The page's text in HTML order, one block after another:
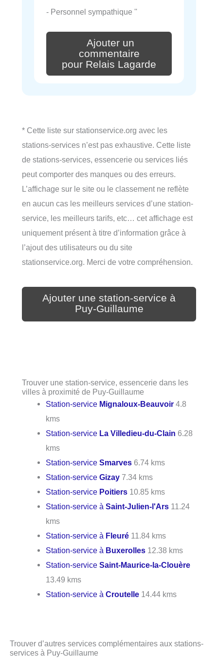
- Personnel sympathique ''
Ajouter un
commentaire
pour Relais Lagarde
* Cette liste sur stationservice.org avec les
stations-services n’est pas exhaustive. Cette liste
de stations-services, essencerie ou services liés
peut comporter des manques ou des erreurs.
L’affichage sur le site ou le classement ne reflète
en aucun cas les meilleurs services d’une station-
service, les meilleurs tarifs, etc… cet affichage est
uniquement présent à titre d’information grâce à
l’ajout des utilisateurs ou du site
stationservice.org. Merci de votre compréhension.
Ajouter une station-service à
Puy-Guillaume
Trouver une station-service, essencerie dans les
villes à proximité de Puy-Guillaume
Station-service Mignaloux-Beauvoir 4.8
kms
Station-service La Villedieu-du-Clain 6.28
kms
Station-serviceSmarves 6.74 kms
Station-serviceGizay 7.34 kms
Station-service Poitiers 10.85 kms
Station-service àSaint-Julien-l'Ars 11.24
kms
Station-service à Fleuré 11.84 kms
Station-service à Buxerolles 12.38 kms
Station-serviceSaint-Maurice-la-Clouère
13.49 kms
Station-service àCroutelle 14.44 kms
Trouver d’autres services complémentaires aux stations-
services à Puy-Guillaume